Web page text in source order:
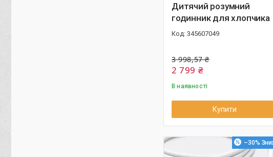
Дитячий розумний
годинник для хлопчика
345607049
3 998,57 ₴
2 799 ₴
В наявності
Купити
–30%